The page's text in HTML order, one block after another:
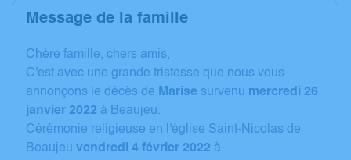
Message de la famille
C hère famille, chers amis,
C'est avec une grande tristesse que nous vous
annonçons le décès de Marise survenu mercredi 26
janvier 2022 à Beaujeu.
Cérémonie religieuse en l'église Saint-Nicolas de
Beaujeu vendredi 4 février 2022 à